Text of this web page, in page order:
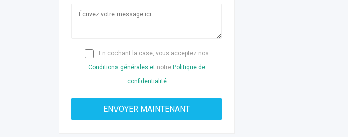
En cochant la case, vous acceptez nos
Conditions générales etnotre Politique de
confidentialité